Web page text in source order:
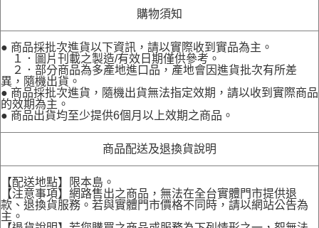
購物須知
● 商品採批次進貨以下資訊，請以實際收到實品為主。
１．圖片刊載之製造/有效日期僅供參考。
２．部分商品為多產地進口品，產地會因進貨批次有所差
異，隨機出貨。
● 商品採批次進貨，隨機出貨無法指定效期，請以收到實際商品
的效期為主。
● 商品出貨均至少提供6個月以上效期之商品。
商品配送及退換貨說明
【配送地點】限本島。
【注意事項】網路售出之商品，無法在全台實體門市提供退
款、退換貨服務。若與實體門市價格不同時，請以網站公告為
主。